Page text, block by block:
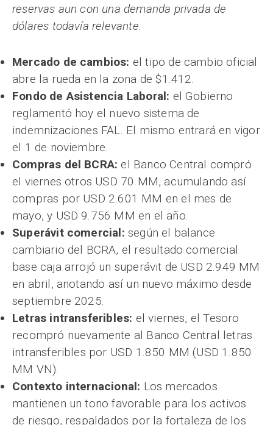
reservas aun con una demanda privada de
dólares todavía relevante.
Mercado de cambios: el tipo de cambio oficial
abre la rueda en la zona de $1.412.
Fondo de Asistencia Laboral: el Gobierno
reglamentó hoy el nuevo sistema de
indemnizaciones FAL. El mismo entrará en vigor
el 1 de noviembre.
Compras del BCRA: el Banco Central compró
el viernes otros USD 70 MM, acumulando así
compras por USD 2.601 MM en el mes de
mayo, y USD 9.756 MM en el año.
Superávit comercial: según el balance
cambiario del BCRA, el resultado comercial
base caja arrojó un superávit de USD 2.949 MM
en abril, anotando así un nuevo máximo desde
septiembre 2025.
Letras intransferibles: el viernes, el Tesoro
recompró nuevamente al Banco Central letras
intransferibles por USD 1.850 MM (USD 1.850
MM VN).
Contexto internacional: Los mercados
mantienen un tono favorable para los activos
de riesgo, respaldados por la fortaleza de los